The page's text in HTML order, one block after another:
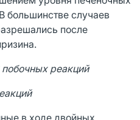
большинстве случаев
после
реакций
в ходе двойных